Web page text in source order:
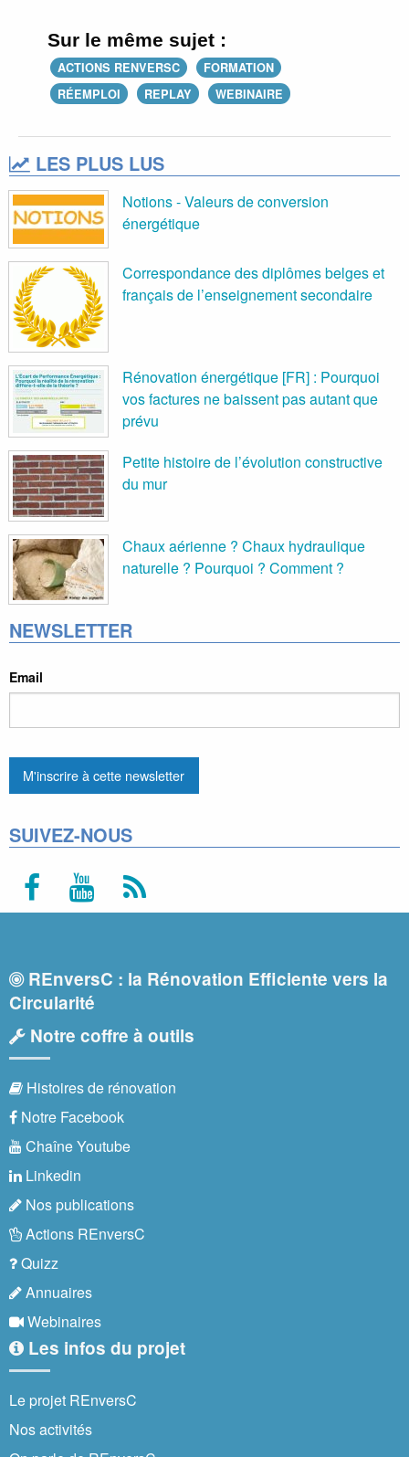
Sur le même sujet :
ACTIONS RENVERSC
FORMATION
RÉEMPLOI
REPLAY WEBINAIRE
LES PLUS LUS
Notions - Valeurs de conversion
énergétique
Correspondance des diplômes belges et
français de l’enseignement secondaire
Rénovation énergétique [FR] : Pourquoi
vos factures ne baissent pas autant que
prévu
Petite histoire de l’évolution constructive
du mur
Chaux aérienne ? Chaux hydraulique
naturelle ? Pourquoi ? Comment ?
NEWSLETTER
Email
SUIVEZ-NOUS
REnversC : la Rénovation Efficiente vers la
Circularité
Notre coffre à outils
Histoires de rénovation
Notre Facebook
Chaîne Youtube
Linkedin
Nos publications
Actions REnversC
Quizz
Annuaires
Webinaires
Les infos du projet
Le projet REnversC
Nos activités